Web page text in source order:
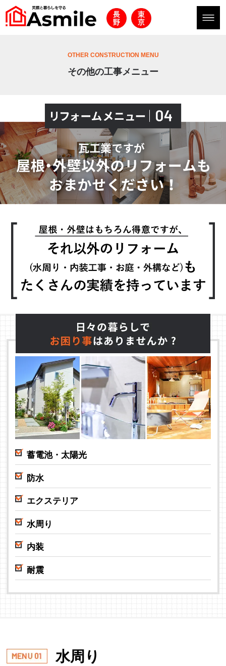
OTHER CONSTRUCTION MENU
その他の工事メニュー
蓄電池・太陽光
防水
エクステリア
水周り
内装
耐震
水周り